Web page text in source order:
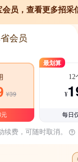
会员，查看更多招采
会员
¥39
最划算
12
¥
每日
续费，可随时取消。